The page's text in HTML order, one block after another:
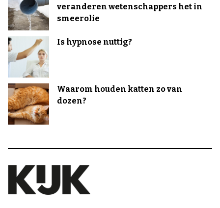
veranderen wetenschappers het in
smeerolie
Is hypnose nuttig?
Waarom houden katten zo van
dozen?